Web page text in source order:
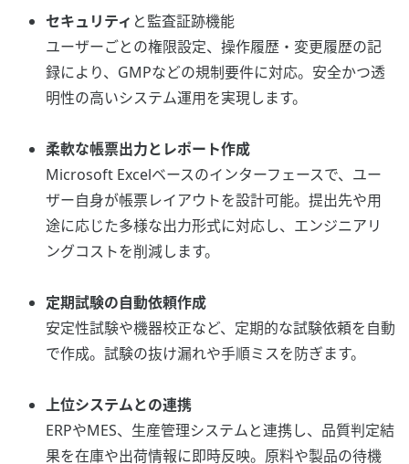
セキュリティ と監査証跡機能
ユーザーごとの権限設定、操作履歴・変更履歴の記
録により、GMPなどの規制要件に対応。安全かつ透
明性の高いシステム運用を実現します。
柔軟な帳票出力とレポート作成
Microsoft Excelベースのインターフェースで、ユー
ザー自身が帳票レイアウトを設計可能。提出先や用
途に応じた多様な出力形式に対応し、エンジニアリ
ングコストを削減します。
定期試験の自動依頼作成
安定性試験や機器校正など、定期的な試験依頼を自動
で作成。試験の抜け漏れや手順ミスを防ぎます。
上位システムとの連携
ERPやMES、生産管理システムと連携し、品質判定結
果を在庫や出荷情報に即時反映。原料や製品の待機